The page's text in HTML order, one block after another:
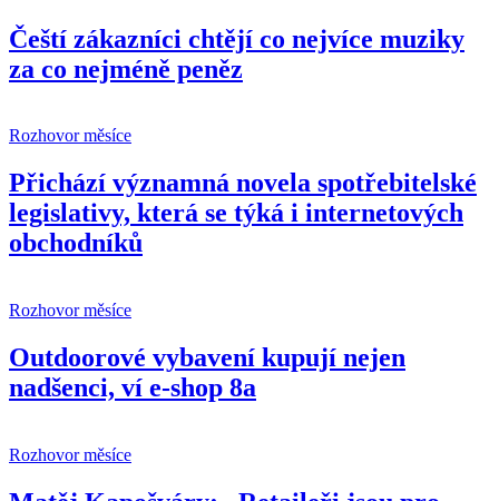
Čeští zákazníci chtějí co nejvíce muziky
za co nejméně peněz
Rozhovor měsíce
Přichází významná novela spotřebitelské
legislativy, která se týká i internetových
obchodníků
Rozhovor měsíce
Outdoorové vybavení kupují nejen
nadšenci, ví e-shop 8a
Rozhovor měsíce